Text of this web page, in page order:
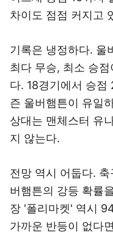
차이도 점점 커지고
기록은 냉정하다. 울
최다 무승, 최소 승
다. 18경기에서 승점
즌 울버햄튼이 유일
상대는 맨체스터 유
지 않는다.
전망 역시 어둡다.
버햄튼의 강등 확률
장 '폴리마켓' 역시
가까운 반등이 없다